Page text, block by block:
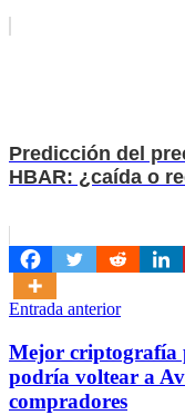
Predicción del
HBAR: ¿caída o
Navegación
de
entradas
Entrada anterior
Mejor criptografía
podría voltear a
compradores